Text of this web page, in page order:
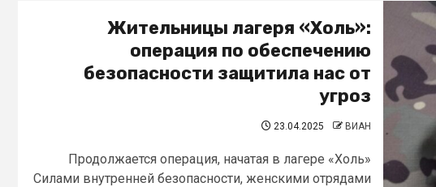
Жительницы лагеря «Холь»:
операция по обеспечению
безопасности защитила нас от
угроз
23.04.2025 ВИАН
Продолжается операция, начатая в лагере «Холь»
Силами внутренней безопасности, женскими отрядами